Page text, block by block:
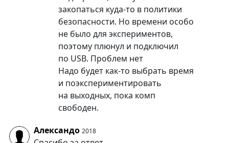
закопаться куда-то в политики
безопасности. Но времени особо
не было для экспериментов,
поэтому плюнул и подключил
по USB. Проблем нет
Надо будет как-то выбрать время
и поэкспериментировать
на выходных, пока комп
свободен.
Александо 2018